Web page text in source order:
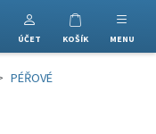
ÚČET KOŠÍK MENU
PÉŘOVÉ